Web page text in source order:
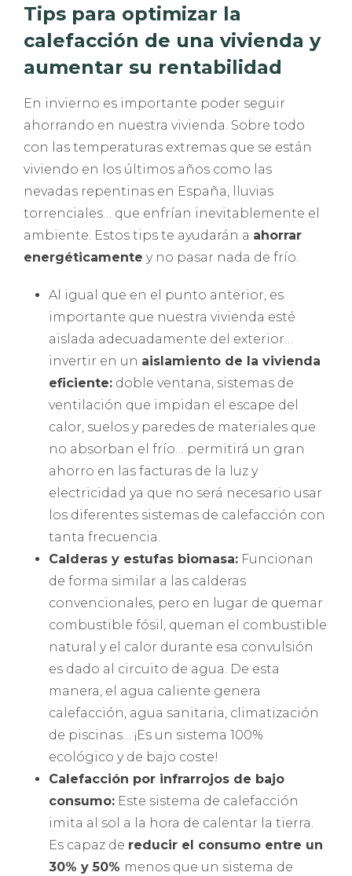
Tips para optimizar la
calefacción de una vivienda y
aumentar su rentabilidad
En invierno es importante poder seguir
ahorrando en nuestra vivienda. Sobre todo
con las temperaturas extremas que se están
viviendo en los últimos años como las
nevadas repentinas en España, lluvias
torrenciales… que enfrían inevitablemente el
ambiente. Estos tips te ayudarán a ahorrar
energéticamente y no pasar nada de frío.
Al igual que en el punto anterior, es
importante que nuestra vivienda esté
aislada adecuadamente del exterior…
invertir en un aislamiento de la vivienda
eficiente: doble ventana, sistemas de
ventilación que impidan el escape del
calor, suelos y paredes de materiales que
no absorban el frío… permitirá un gran
ahorro en las facturas de la luz y
electricidad ya que no será necesario usar
los diferentes sistemas de calefacción con
tanta frecuencia.
Calderas y estufas biomasa: Funcionan
de forma similar a las calderas
convencionales, pero en lugar de quemar
combustible fósil, queman el combustible
natural y el calor durante esa convulsión
es dado al circuito de agua. De esta
manera, el agua caliente genera
calefacción, agua sanitaria, climatización
de piscinas… ¡Es un sistema 100%
ecológico y de bajo coste!
Calefacción por infrarrojos de bajo
consumo: Este sistema de calefacción
imita al sol a la hora de calentar la tierra.
Es capaz de reducir el consumo entre un
30% y 50% menos que un sistema de